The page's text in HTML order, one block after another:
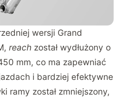
wersji Grand
reach został wydłużony o
mm, co ma zapewniać
i bardziej efektywne
ramy został zmniejszony,